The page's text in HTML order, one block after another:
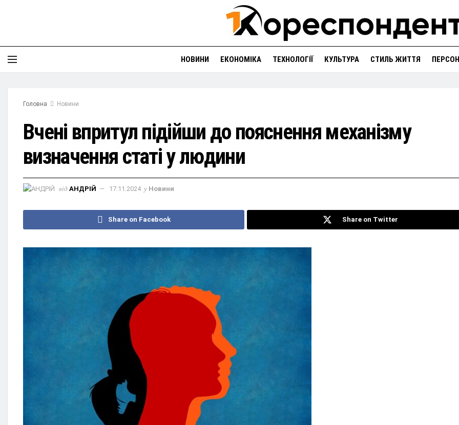
НОВИНИ ЕКОНОМІКА ТЕХНОЛОГІЇ КУЛЬТУРА СТИЛЬ ЖИТТЯ
Головна Новини
Вчені впритул підійши до пояснення механізму
визначення статі у людини
від АНДРІЙ 17.11.2024 у Новини
Share on Facebook Share on Twitter